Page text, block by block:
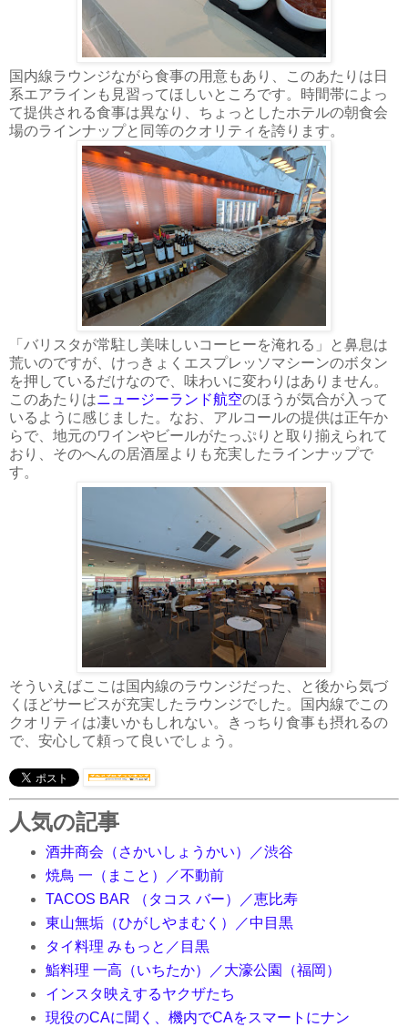
国内線ラウンジながら食事の用意もあり、このあたりは日
系エアラインも見習ってほしいところです。時間帯によっ
て提供される食事は異なり、ちょっとしたホテルの朝食会
場のラインナップと同等のクオリティを誇ります。
「バリスタが常駐し美味しいコーヒーを淹れる」と鼻息は
荒いのですが、けっきょくエスプレッソマシーンのボタン
を押しているだけなので、味わいに変わりはありません。
このあたりはニュージーランド航空のほうが気合が入って
いるように感じました。なお、アルコールの提供は正午か
らで、地元のワインやビールがたっぷりと取り揃えられて
おり、そのへんの居酒屋よりも充実したラインナップで
す。
そういえばここは国内線のラウンジだった、と後から気づ
くほどサービスが充実したラウンジでした。国内線でこの
クオリティは凄いかもしれない。きっちり食事も摂れるの
で、安心して頼って良いでしょう。
人気の記事
酒井商会（さかいしょうかい）／渋谷
焼鳥 一（まこと）／不動前
TACOS BAR （タコス バー）／恵比寿
東山無垢（ひがしやまむく）／中目黒
タイ料理 みもっと／目黒
鮨料理 一高（いちたか）／大濠公園（福岡）
インスタ映えするヤクザたち
現役のCAに聞く、機内でCAをスマートにナン